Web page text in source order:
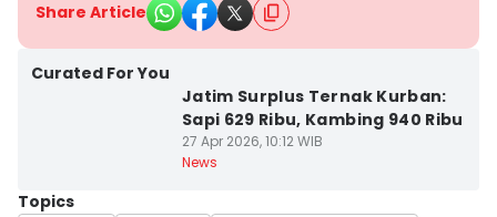
Share Article
Curated For You
Jatim Surplus Ternak Kurban:
Sapi 629 Ribu, Kambing 940 Ribu
27 Apr 2026, 10:12 WIB
News
Topics